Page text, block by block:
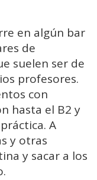
en algún bar
de
suelen ser de
profesores.
con
hasta el B2 y
A
y otras
y sacar a los